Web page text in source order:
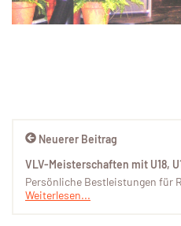
Neuerer Beitrag
VLV-Meisterschaften mit U18,
Persönliche Bestleistungen für
Weiterlesen...